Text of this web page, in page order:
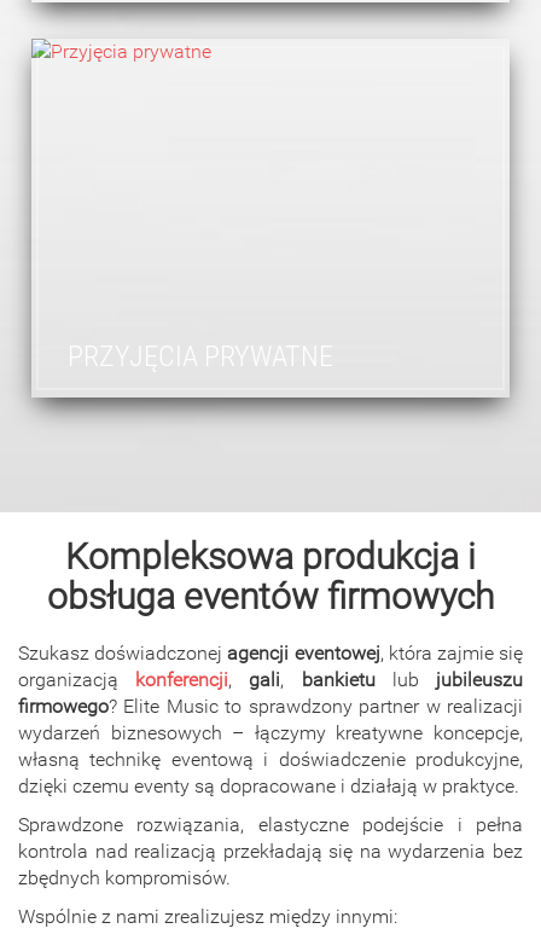
PRZYJĘCIA PRYWATNE
Kompleksowa produkcja i
obsługa eventów firmowych
Szukasz doświadczonejagencji eventowej, która zajmie się
organizacją konferencji,gali, bankietulub jubileuszu
firmowego? Elite Music to sprawdzony partner w realizacji
wydarzeń biznesowych – łączymy kreatywne koncepcje,
własną technikę eventową i doświadczenie produkcyjne,
dzięki czemu eventy są dopracowane i działają w praktyce.
Sprawdzone rozwiązania, elastyczne podejście i pełna
kontrola nad realizacją przekładają się na wydarzenia bez
zbędnych kompromisów.
Wspólnie z nami zrealizujesz między innymi: